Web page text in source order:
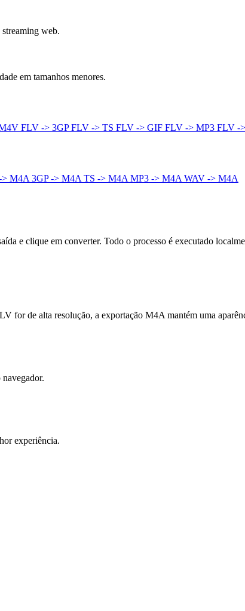
web.
em tamanhos menores.
FLV -> 3GPFLV -> TS FLV -> GIF FLV -> MP3 FLV -
M4A 3GP -> M4A TS -> M4A MP3 -> M4A WAV -> M4A
e clique em converter. Todo o processo é executado
for de alta resolução, a exportação M4A mantém uma
experiência.